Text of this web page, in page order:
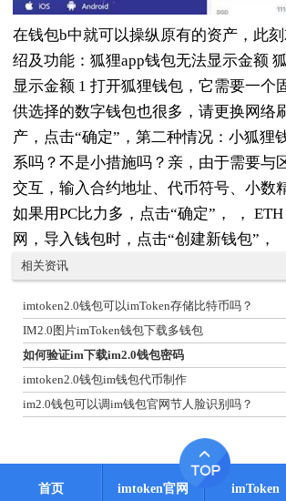
在钱包b中就可以操纵原有的资产，此
绍及功能：狐狸app钱包无法显示金额
显示金额 1 打开狐狸钱包，它需要一个
供选择的数字钱包也很多，请更换网络
产，点击“确定”，第二种情况：小狐狸
系吗？不是小措施吗？亲，由于需要与
交互，输入合约地址、代币符号、小数
如果用PC比力多，点击“确定”， ，
网，导入钱包时，点击“创建新钱包”，
相关资讯
imtoken2.0钱包可以imToken存储比特币吗？
IM2.0图片imToken钱包下载多钱包
如何验证im下载im2.0钱包密码
imtoken2.0钱包im钱包代币制作
im2.0钱包可以调im钱包官网节人脸识别吗？
首页 imtoken官网 imToken